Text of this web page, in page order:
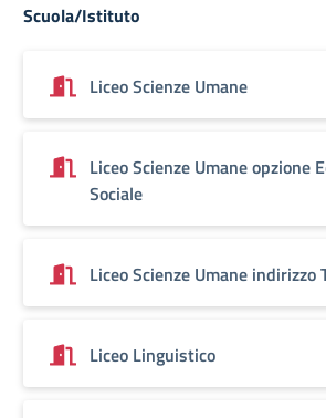
Scuola/Istituto
Liceo Scienze Umane
Liceo Scienze Umane opzione
Sociale
Liceo Scienze Umane indirizzo
Liceo Linguistico